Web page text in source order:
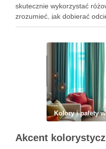
skutecznie wykorzystać
zrozumieć, jak dobierać
oraz wybierać odpowiednie
Kolory i palety